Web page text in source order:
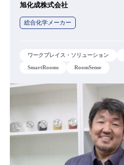
旭化成株式会社
総合化学メーカー
ワークプレイス・ソリューション
SmartRooms RoomSense